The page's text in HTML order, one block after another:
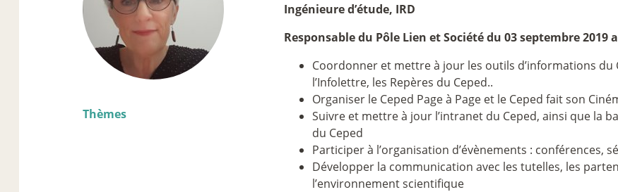
Thèmes
Ingénieure d’étude, IRD
Responsable du Pôle Lien et Société du 03 septembre 2019
Coordonner et mettre à jour les outils d’informations du
l’Infolettre, les Repères du Ceped..
Organiser le Ceped Page à Page et le Ceped fait son
Suivre et mettre à jour l’intranet du Ceped, ainsi que la
du Ceped
Participer à l’organisation d’évènements : conférences,
Développer la communication avec les tutelles, les
l’environnement scientifique